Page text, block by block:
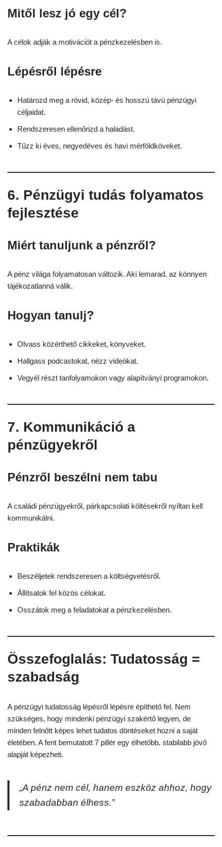
Mitől lesz jó egy cél?
A célok adják a motivációt a pénzkezelésben is.
Lépésről lépésre
Határozd meg a rövid, közép- és hosszú távú pénzügyi
céljaidat.
Rendszeresen ellenőrizd a haladást.
Tűzz ki éves, negyedéves és havi mérföldköveket.
6. Pénzügyi tudás folyamatos
fejlesztése
Miért tanuljunk a pénzről?
A pénz világa folyamatosan változik. Aki lemarad, az könnyen
tájékozatlanná válik.
Hogyan tanulj?
Olvass közérthető cikkeket, könyveket.
Hallgass podcastokat, nézz videókat.
Vegyél részt tanfolyamokon vagy alapítványi programokon.
7. Kommunikáció a
pénzügyekről
Pénzről beszélni nem tabu
A családi pénzügyekről, párkapcsolati költésekről nyíltan kell
kommunikálni.
Praktikák
Beszéljetek rendszeresen a költségvetésről.
Állítsatok fel közös célokat.
Osszátok meg a feladatokat a pénzkezelésben.
Összefoglalás: Tudatosság =
szabadság
A pénzügyi tudatosság lépésről lépésre építhető fel. Nem
szükséges, hogy mindenki pénzügyi szakértő legyen, de
minden felnőtt képes lehet tudatos döntéseket hozni a saját
életében. A fent bemutatott 7 pillér egy élhetőbb, stabilabb jövő
alapját képezheti.
„A pénz nem cél, hanem eszköz ahhoz, hogy
szabadabban élhess.”